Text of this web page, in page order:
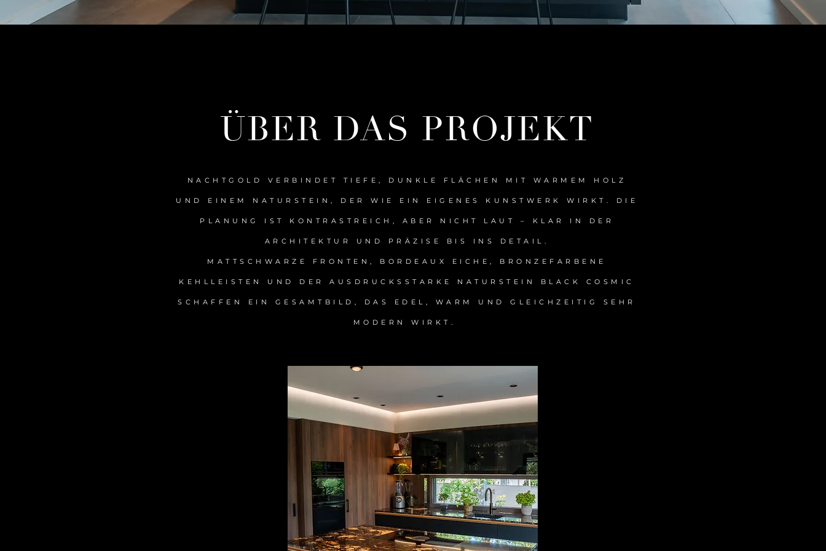
ÜBER DAS PROJEKT
NACHTGOLD VERBINDET TIEFE, DUNKLE FLÄCHEN MIT WARMEM HOLZ
UND EINEM NATURSTEIN, DER WIE EIN EIGENES KUNSTWERK WIRKT. DIE
PLANUNG IST KONTRASTREICH, ABER NICHT LAUT – KLAR IN DER
ARCHITEKTUR UND PRÄZISE BIS INS DETAIL.
MATTSCHWARZE FRONTEN, BORDEAUX EICHE, BRONZEFARBENE
KEHLLEISTEN UND DER AUSDRUCKSSTARKE NATURSTEIN BLACK COSMIC
SCHAFFEN EIN GESAMTBILD, DAS EDEL, WARM UND GLEICHZEITIG SEHR
MODERN WIRKT.